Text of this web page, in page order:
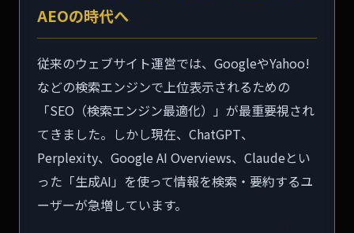
AEOの時代へ
従来のウェブサイト運営では、GoogleやYahoo!
などの検索エンジンで上位表示されるための
「SEO（検索エンジン最適化）」が最重要視され
てきました。しかし現在、ChatGPT、
Perplexity、Google AI Overviews、Claudeとい
った「生成AI」を使って情報を検索・要約するユ
ーザーが急増しています。